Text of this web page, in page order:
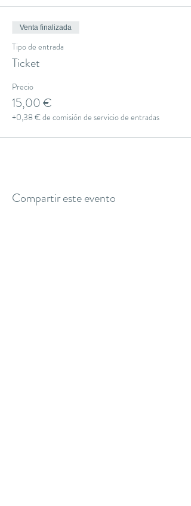
Venta finalizada
Tipo de entrada
Ticket
Precio
15,00 €
+0,38 € de comisión de servicio de entradas
Compartir este evento